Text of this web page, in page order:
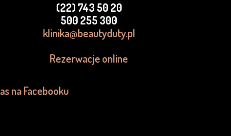
(22) 743 50 20
500 255 300
klinika@beautyduty.pl
Rezerwacje online
na Facebooku